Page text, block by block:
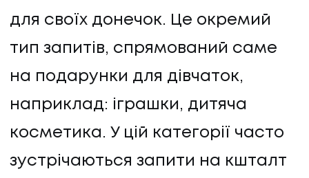
для своїх донечок. Це окремий
тип запитів, спрямований саме
на подарунки для дівчаток,
наприклад: іграшки, дитяча
косметика. У цій категорії часто
зустрічаються запити на кшталт